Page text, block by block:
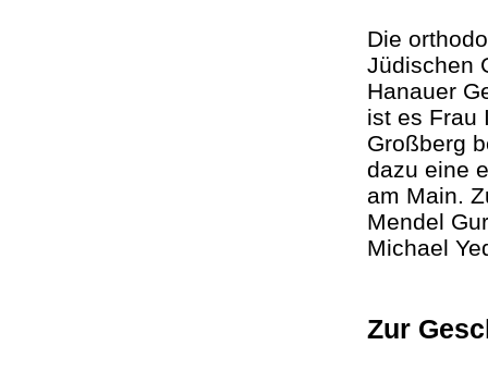
Die
Jüdischen
Hanauer
ist es Frau
Großberg
dazu eine
am Main.
Mendel
Michael
Zur